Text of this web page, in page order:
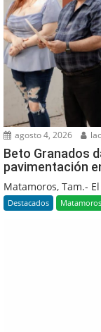
agosto 4, 2026
Beto Granados
pavimentación
Matamoros, Tam.-
Destacados Matamoros